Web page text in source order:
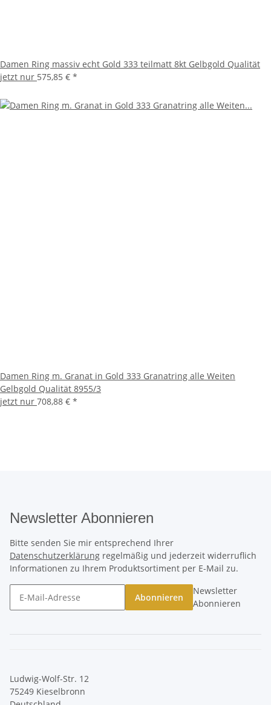
Damen Ring massiv echt Gold 333 teilmatt 8kt Gelbgold Qualität
jetzt nur 575,85 € *
Damen Ring m. Granat in Gold 333 Granatring alle Weiten
Gelbgold Qualität 8955/3
jetzt nur 708,88 € *
Newsletter Abonnieren
Bitte senden Sie mir entsprechend Ihrer
Datenschutzerklärung regelmäßig und jederzeit widerruflich
Informationen zu Ihrem Produktsortiment per E-Mail zu.
Abonnieren
Newsletter
Abonnieren
Ludwig-Wolf-Str. 12
75249 Kieselbronn